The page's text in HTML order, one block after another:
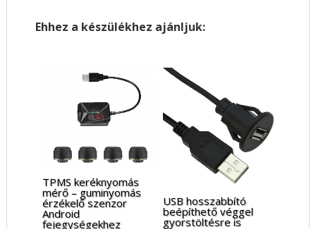
Ehhez a készülékhez ajánljuk:
TPMS keréknyomás
mérő – guminyomás
érzékelő szenzor
Android
fejegységekhez
USB hosszabbító
beépíthető véggel
gyorstöltésre is